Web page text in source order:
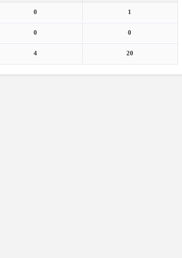
0 1
0 0
4 20